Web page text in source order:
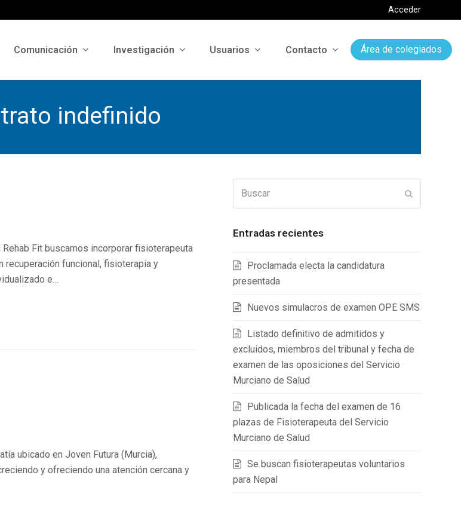
Acceder
Comunicación Investigación Usuarios Contacto Área de colegiados
indefinido
Rehab Fit buscamos incorporar fisioterapeuta
recuperación funcional, fisioterapia y
e…
ubicado en Joven Futura (Murcia),
y ofreciendo una atención cercana y
Entradas recientes
Proclamada electa la candidatura
presentada
Nuevos simulacros de examen OPE SMS
Listado definitivo de admitidos y
excluidos, miembros del tribunal y fecha de
examen de las oposiciones del Servicio
Murciano de Salud
Publicada la fecha del examen de 16
plazas de Fisioterapeuta del Servicio
Murciano de Salud
Se buscan fisioterapeutas voluntarios
para Nepal